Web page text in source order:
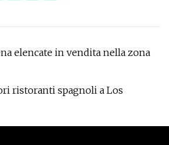
elencate in vendita nella zona
ristoranti spagnoli a Los